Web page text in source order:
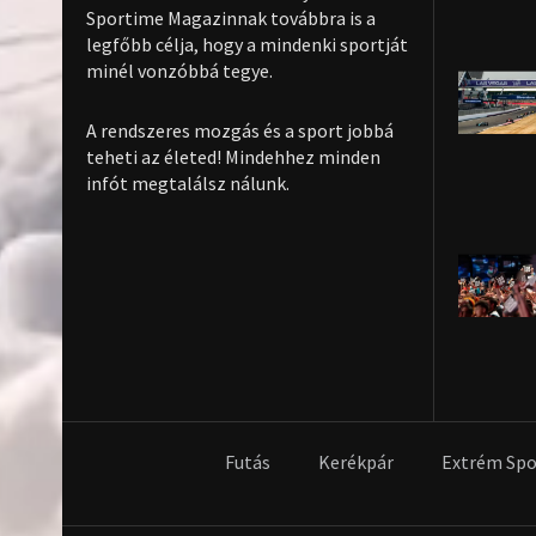
Sportime Magazinnak továbbra is a
legfőbb célja, hogy a mindenki sportját
minél vonzóbbá tegye.
A rendszeres mozgás és a sport jobbá
teheti az életed! Mindehhez minden
infót megtalálsz nálunk.
Futás Kerékpár Extrém